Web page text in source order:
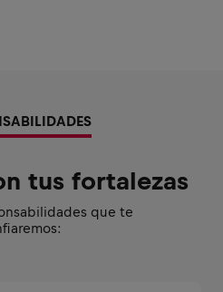
tus fortalezas
que te